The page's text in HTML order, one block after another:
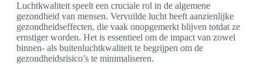
Luchtkwaliteit speelt een cruciale rol in de algemene
gezondheid van mensen. Vervuilde lucht heeft aanzienlijke
gezondheidseffecten, die vaak onopgemerkt blijven totdat ze
ernstiger worden. Het is essentieel om de impact van zowel
binnen- als buitenluchtkwaliteit te begrijpen om de
gezondheidsrisico’s te minimaliseren.